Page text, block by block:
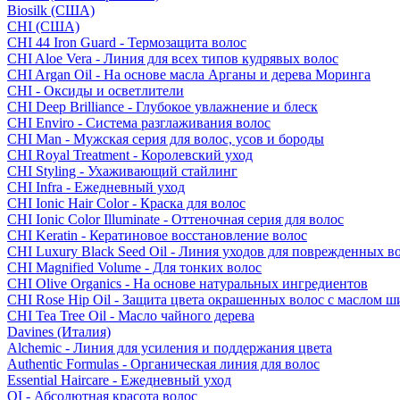
Biosilk (США)
CHI (США)
CHI 44 Iron Guard - Термозащита волос
CHI Aloe Vera - Линия для всех типов кудрявых волос
CHI Argan Oil - На основе масла Арганы и дерева Моринга
CHI - Оксиды и осветлители
CHI Deep Brilliance - Глубокое увлажнение и блеск
CHI Enviro - Система разглаживания волос
CHI Man - Мужская серия для волос, усов и бороды
CHI Royal Treatment - Королевский уход
CHI Styling - Ухаживающий стайлинг
CHI Infra - Ежедневный уход
CHI Ionic Hair Color - Краска для волос
CHI Ionic Color Illuminate - Оттеночная серия для волос
CHI Keratin - Кератиновое восстановление волос
CHI Luxury Black Seed Oil - Линия уходов для поврежденных
CHI Magnified Volume - Для тонких волос
CHI Olive Organics - На основе натуральных ингредиентов
CHI Rose Hip Oil - Защита цвета окрашенных волос с маслом
CHI Tea Tree Oil - Масло чайного дерева
Davines (Италия)
Alchemic - Линия для усиления и поддержания цвета
Authentic Formulas - Органическая линия для волос
Essential Haircare - Eжедневный уход
OI - Абсолютная красота волос